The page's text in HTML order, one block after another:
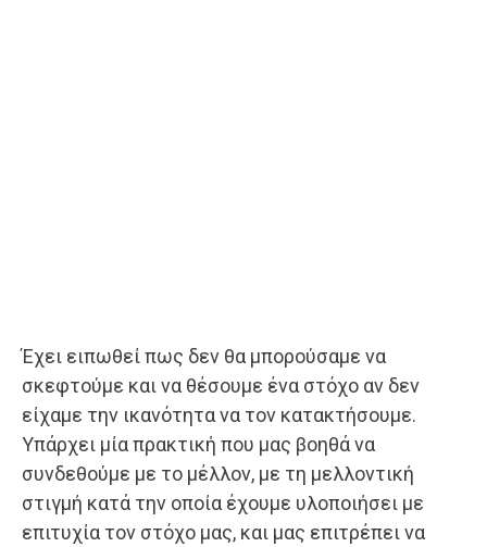
Έχει ειπωθεί πως δεν θα μπορούσαμε να
σκεφτούμε και να θέσουμε ένα στόχο αν δεν
είχαμε την ικανότητα να τον κατακτήσουμε.
Υπάρχει μία πρακτική που μας βοηθά να
συνδεθούμε με το μέλλον, με τη μελλοντική
στιγμή κατά την οποία έχουμε υλοποιήσει με
επιτυχία τον στόχο μας, και μας επιτρέπει να